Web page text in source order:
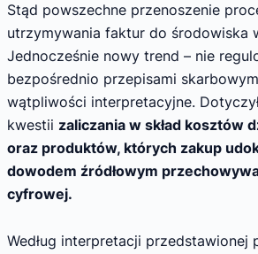
Stąd powszechne przenoszenie
utrzymywania faktur do środowiska
Jednocześnie nowy trend – nie
bezpośrednio przepisami
wątpliwości interpretacyjne.
kwestii zaliczania w skład kosztów
oraz produktów, których zakup
dowodem źródłowym
cyfrowej.
Według interpretacji przedstawionej